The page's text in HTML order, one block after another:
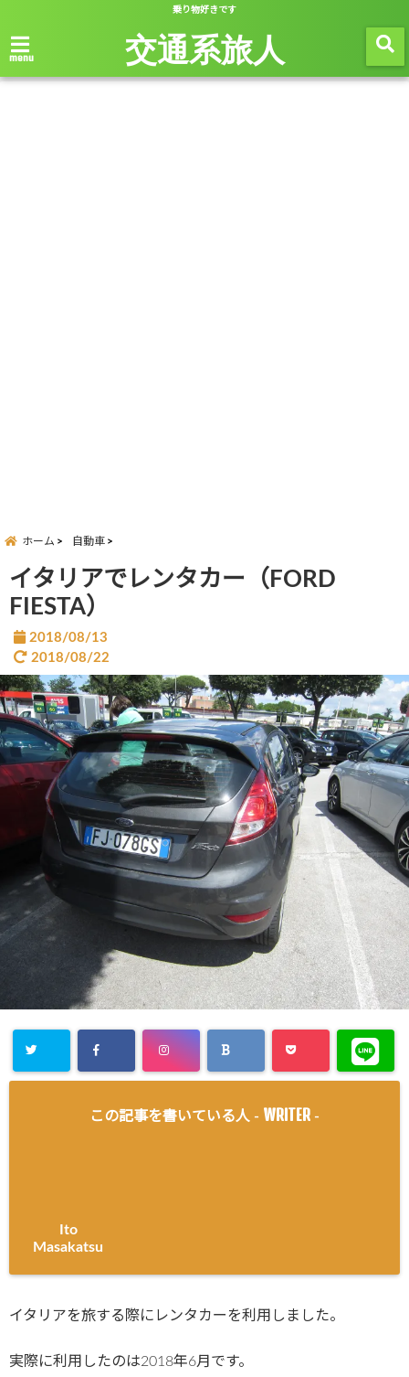
乗り物好きです
menu 交通系旅人
ホーム 自動車
イタリアでレンタカー（FORD
FIESTA）
2018/08/13
2018/08/22
この記事を書いている人 - WRITER -
Ito
Masakatsu
イタリアを旅する際にレンタカーを利用しました。
実際に利用したのは2018年6月です。